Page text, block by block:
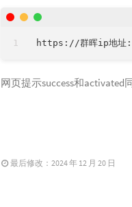
网页提示success和activated
最后修改：2024 年 12 月 20 日